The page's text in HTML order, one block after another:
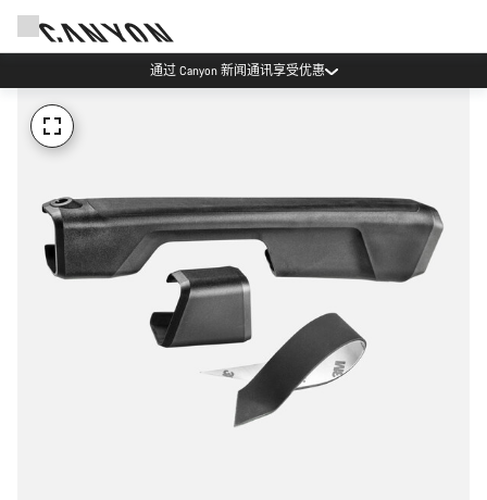
通过 Canyon 新闻通讯享受优惠